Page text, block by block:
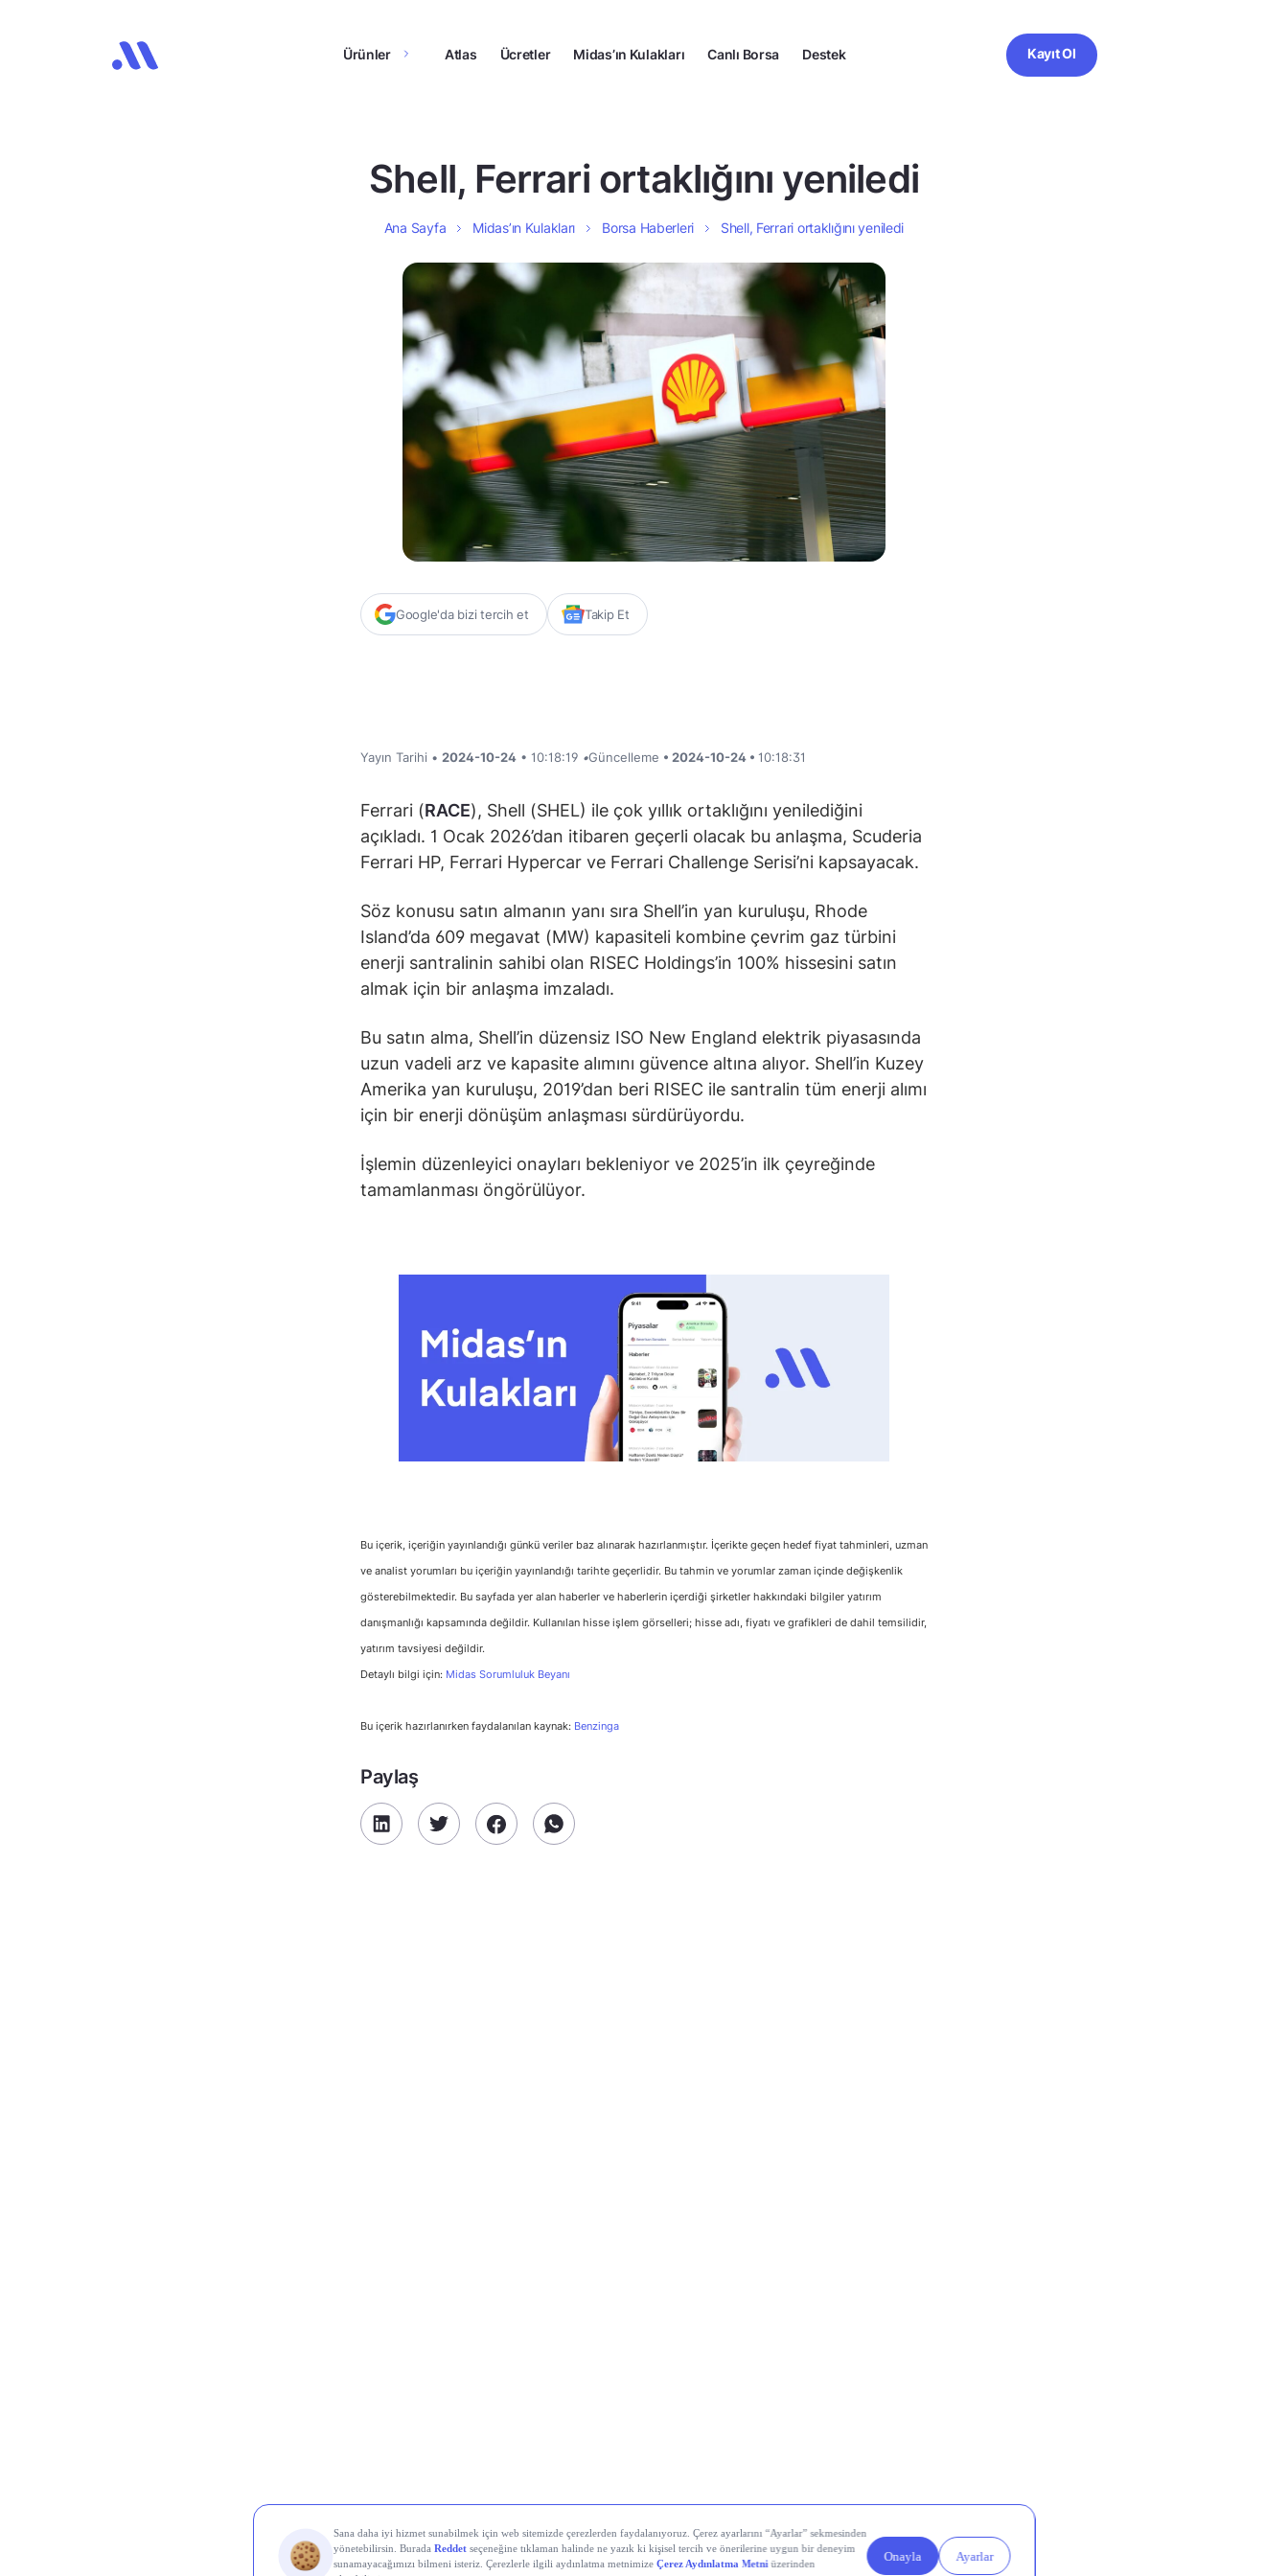
Ürünler Atlas Ücretler Midas’ın Kulakları Canlı Borsa Destek Kayıt Ol
Shell, Ferrari ortaklığını yeniledi
Ana Sayfa Midas’ın Kulakları Borsa Haberleri Shell, Ferrari ortaklığını yeniledi
Google'da bizi tercih et Takip Et
Yayın Tarihi • 2024-10-24 • 10:18:19 •Güncelleme • 2024-10-24 • 10:18:31
Ferrari (RACE), Shell (SHEL) ile çok yıllık ortaklığını yenilediğini
açıkladı. 1 Ocak 2026’dan itibaren geçerli olacak bu anlaşma, Scuderia
Ferrari HP, Ferrari Hypercar ve Ferrari Challenge Serisi’ni kapsayacak.
Söz konusu satın almanın yanı sıra Shell’in yan kuruluşu, Rhode
Island’da 609 megavat (MW) kapasiteli kombine çevrim gaz türbini
enerji santralinin sahibi olan RISEC Holdings’in 100% hissesini satın
almak için bir anlaşma imzaladı.
Bu satın alma, Shell’in düzensiz ISO New England elektrik piyasasında
uzun vadeli arz ve kapasite alımını güvence altına alıyor. Shell’in Kuzey
Amerika yan kuruluşu, 2019’dan beri RISEC ile santralin tüm enerji alımı
için bir enerji dönüşüm anlaşması sürdürüyordu.
İşlemin düzenleyici onayları bekleniyor ve 2025’in ilk çeyreğinde
tamamlanması öngörülüyor.
Bu içerik, içeriğin yayınlandığı günkü veriler baz alınarak hazırlanmıştır. İçerikte geçen hedef fiyat tahminleri, uzman
ve analist yorumları bu içeriğin yayınlandığı tarihte geçerlidir. Bu tahmin ve yorumlar zaman içinde değişkenlik
gösterebilmektedir. Bu sayfada yer alan haberler ve haberlerin içerdiği şirketler hakkındaki bilgiler yatırım
danışmanlığı kapsamında değildir. Kullanılan hisse işlem görselleri; hisse adı, fiyatı ve grafikleri de dahil temsilidir,
yatırım tavsiyesi değildir.
Detaylı bilgi için: Midas Sorumluluk Beyanı
Bu içerik hazırlanırken faydalanılan kaynak: Benzinga
Paylaş